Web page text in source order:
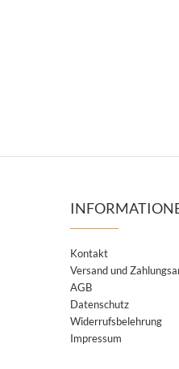
Kontakt
Versand und
AGB
Datenschutz
Widerrufsbelehrung
Impressum